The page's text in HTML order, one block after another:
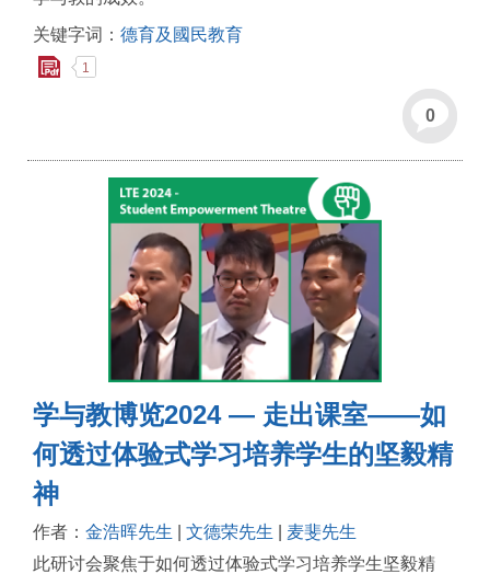
关键字词： 德育及國民教育
1
0
学与教博览2024 — 走出课室——如
何透过体验式学习培养学生的坚毅精
神
作者： 金浩晖先生 文德荣先生
麦斐先生
此研讨会聚焦于如何透过体验式学习培养学生坚毅精